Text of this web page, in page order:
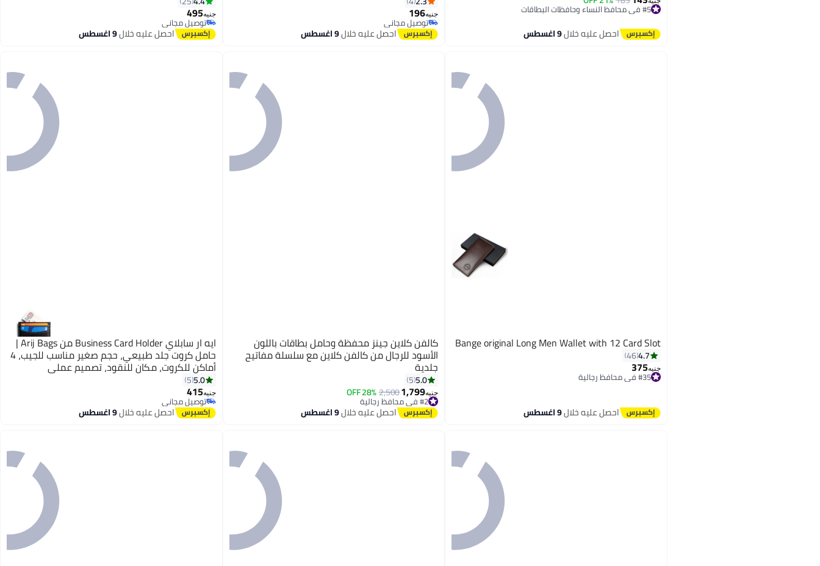
#5 في محافظ النساء وحافظات البطاقات
توصيل مجاني
تم بيع +10 مؤخرًا
#5 في محافظ النساء وحافظات البطاقات
احصل عليه خلال9 اغسطس
جنيه196
توصيل مجاني
توصيل مجانياحصل عليه خلال9 اغسطس
جنيه495
توصيل مجاني
توصيل مجانياحصل عليه خلال9 اغسطس
Bange original Long Men Wallet with 12 Card Slot
4.7
46
جنيه375
#35 في محافظ رجالية
توصيل مجاني
احصل عليه خلال9 اغسطس
كالفن كلاين جينز محفظة وحامل بطاقات باللون
الأسود للرجال من كالفن كلاين مع سلسلة مفاتيح
جلدية
5.0
5
جنيه1,799
2,500
28% OFF #2 في محافظ رجالية
توصيل مجاني
#2 في محافظ رجالية احصل عليه خلال9 اغسطس
3
ايه ار سابلاي Business Card Holder من Arij Bags |
حامل كروت جلد طبيعي، حجم صغير مناسب للجيب، 4
أماكن للكروت، مكان للنقود، تصميم عملي
للاستخدام اليومي (10 × 7.5 سم) (أسود)
5.0
5
جنيه415
توصيل مجاني
توصيل مجانياحصل عليه خلال9 اغسطس